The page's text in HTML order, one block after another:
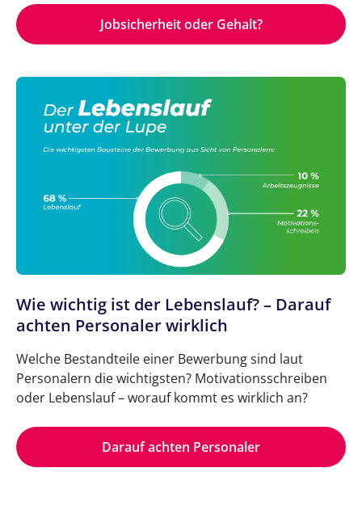
Jobsicherheit oder Gehalt?
Wie wichtig ist der Lebenslauf? – Darauf
achten Personaler wirklich
Welche Bestandteile einer Bewerbung sind laut
Personalern die wichtigsten? Motivationsschreiben
oder Lebenslauf – worauf kommt es wirklich an?
Darauf achten Personaler